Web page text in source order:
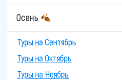
Осень
Туры на Сентябрь
Туры на Октябрь
Туры на Ноябрь